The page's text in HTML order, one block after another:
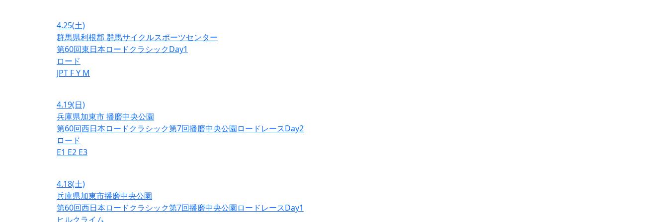
4.25(土)
群馬県利根郡 群馬サイクルスポーツセンター
第60回東日本ロードクラシックDay1
ロード
JPT FY M
4.19(日)
兵庫県加東市 播磨中央公園
第60回西日本ロードクラシック第7回播磨中央公園ロードレースDay2
ロード
E1 E2 E3
4.18(土)
兵庫県加東市播磨中央公園
第60回西日本ロードクラシック第7回播磨中央公園ロードレースDay1
ヒルクライム